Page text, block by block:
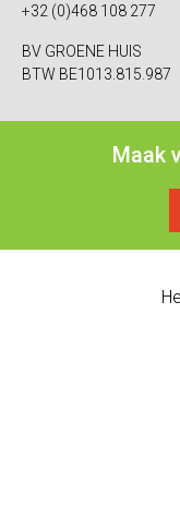
+32 (0)468 108 277
BV GROENE HUIS
BTW BE1013.815.987
Maak